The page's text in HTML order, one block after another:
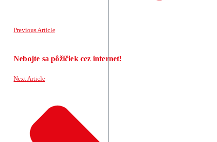
Previous Article
Nebojte sa pôžičiek cez internet!
Next Article